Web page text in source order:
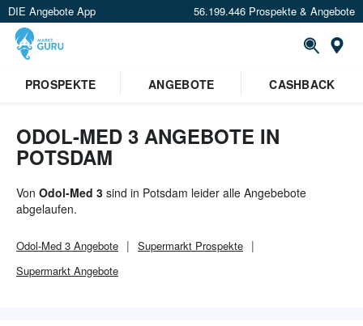
DIE Angebote App 56.199.446 Prospekte & Angebote
PROSPEKTE ANGEBOTE CASHBACK
ODOL-MED 3 ANGEBOTE IN
POTSDAM
Von Odol-Med 3 sind in Potsdam leider alle Angebebote
abgelaufen.
Odol-Med 3 Angebote Supermarkt Prospekte
Supermarkt Angebote